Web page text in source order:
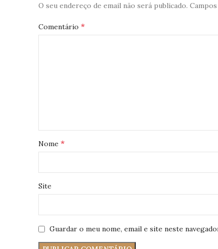
O seu endereço de email não será publicado.
Comentário *
Nome *
Site
Guardar o meu nome, email e site neste